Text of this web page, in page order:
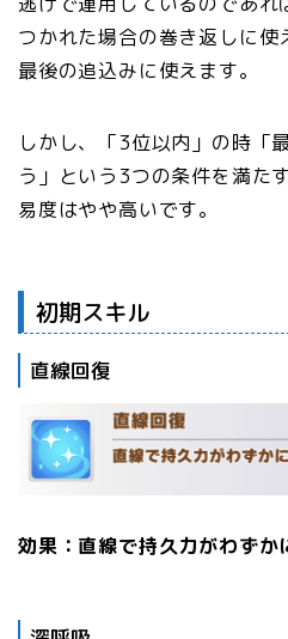
つかれた場合の巻き返しに
最後の追込みに使えます。
しかし、「3位以内」の時「
う」という3つの条件を満た
易度はやや高いです。
初期スキル
直線回復
効果：直線で持久力がわずか